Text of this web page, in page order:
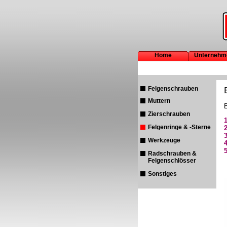
Home
Felgenschrauben
Muttern
Zierschrauben
Felgenringe & -Sterne
Werkzeuge
Radschrauben &
Felgenschlösser
Sonstiges